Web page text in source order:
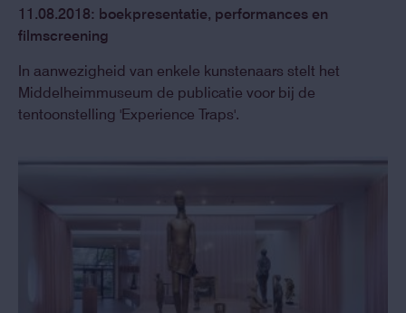
11.08.2018: boekpresentatie, performances en
filmscreening
In aanwezigheid van enkele kunstenaars stelt het
Middelheimmuseum de publicatie voor bij de
tentoonstelling 'Experience Traps'.